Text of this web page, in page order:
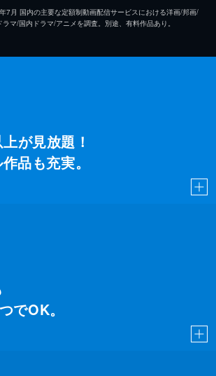
7⽉ 国内の主要な定額制動画配信サービスにおける洋画/邦画/
マ/国内ドラマ/アニメを調査。別途、有料作品あり。
が見放題！
品も充実。
でOK。